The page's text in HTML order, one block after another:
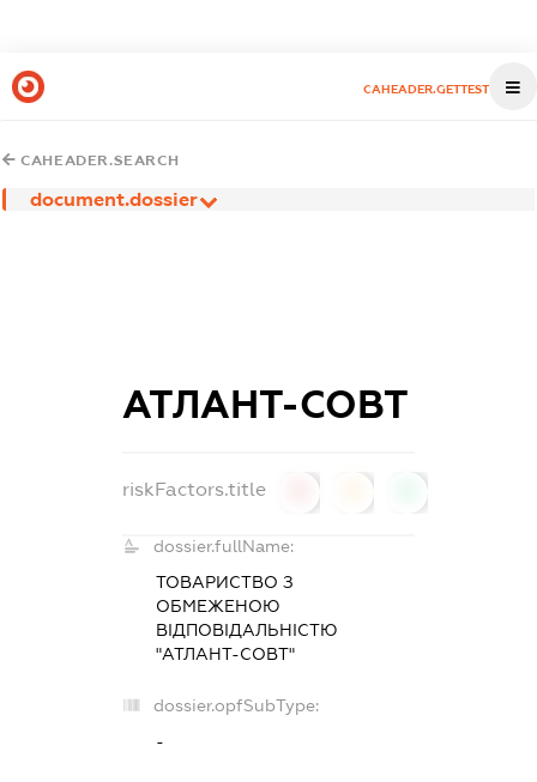
CAHEADER.GETTEST
CAHEADER.SEARCH
document.dossier
АТЛАНТ-СОВТ
riskFactors.title
dossier.fullName:
ТОВАРИСТВО З
ОБМЕЖЕНОЮ
ВІДПОВІДАЛЬНІСТЮ
"АТЛАНТ-СОВТ"
dossier.opfSubType:
-